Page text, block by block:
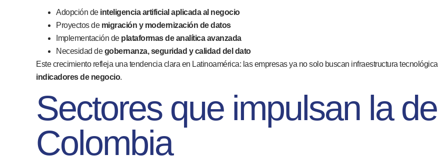
Adopción de inteligencia artificial aplicada al negocio
Proyectos de migración y modernización de datos
Implementación de plataformas de analítica avanzada
Necesidad degobernanza, seguridad y calidad del dato
Este crecimiento refleja una tendencia clara en Latinoamérica: las empresas ya no solo buscan infraestructura
indicadores de negocio.
Sectores que impulsan la
Colombia